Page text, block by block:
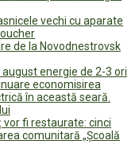
vechi cu aparate
de la Novodnestrovsk
energie de 2-3 ori
economisirea
în această seară.
fi restaurate: cinci
comunitară „Școală